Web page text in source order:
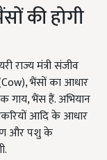
की होगी
राज्य मंत्री संजीव
भैंसों का आधार
गाय, भैंस हैं. अभियान
आदि के आधार
और पशु के